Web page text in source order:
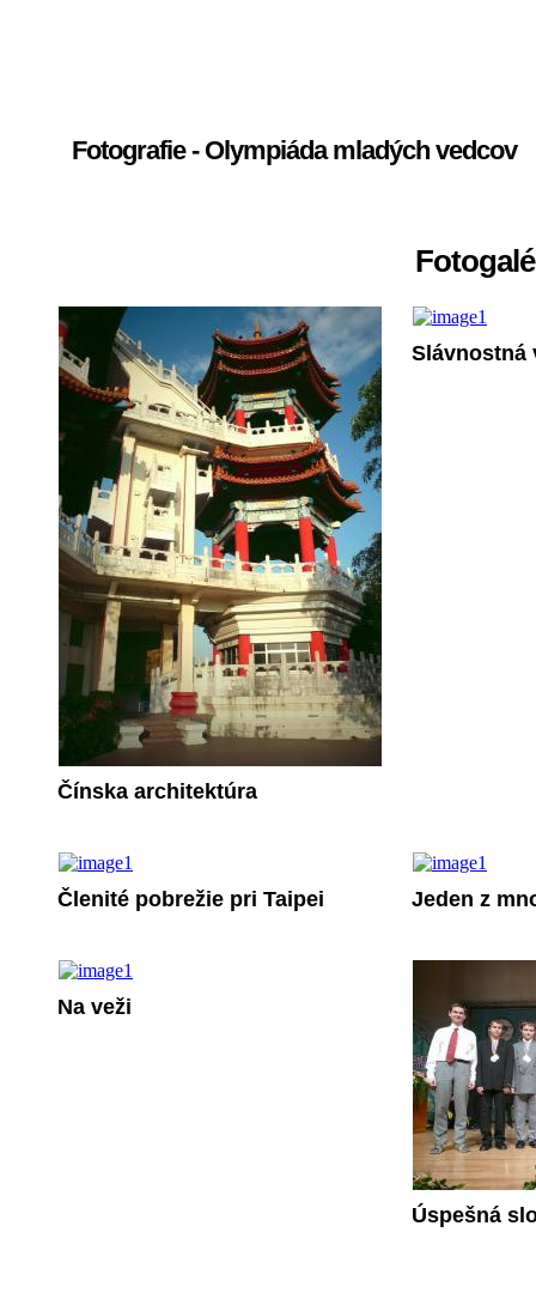
Fotografie - Olympiáda mladých vedcov
Čínska architektúra
Slávnostná
Členité pobrežie pri Taipei Jeden z
Na veži
Úspešná